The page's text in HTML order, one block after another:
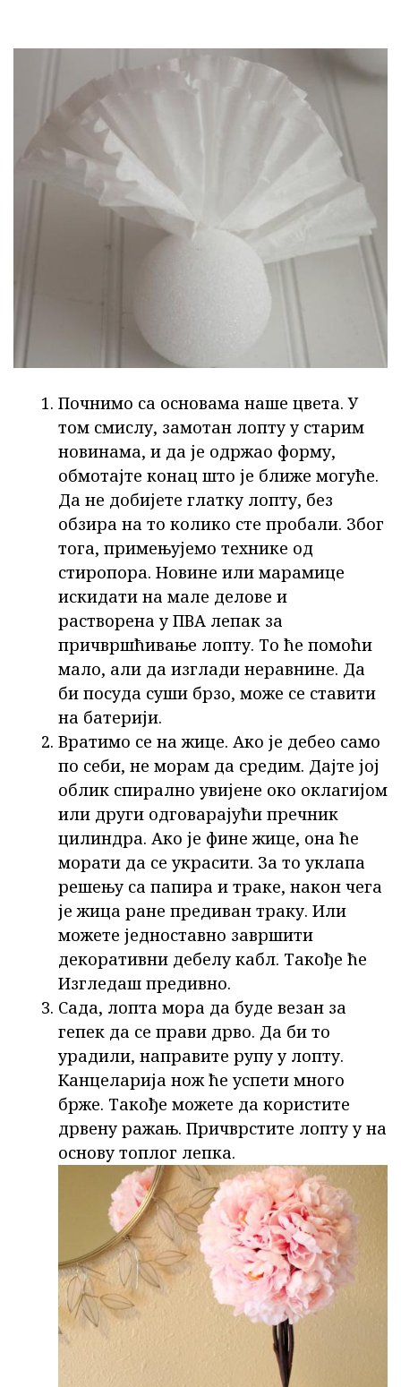
Почнимо са основама наше цвета. У
том смислу, замотан лопту у старим
новинама, и да је одржао форму,
обмотајте конац што је ближе могуће.
Да не добијете глатку лопту, без
обзира на то колико сте пробали. Због
тога, примењујемо технике од
стиропора. Новине или марамице
искидати на мале делове и
растворена у ПВА лепак за
причвршћивање лопту. То ће помоћи
мало, али да изглади неравнине. Да
би посуда суши брзо, може се ставити
на батерији.
Вратимо се на жице. Ако је дебео само
по себи, не морам да средим. Дајте јој
облик спирално увијене око оклагијом
или други одговарајући пречник
цилиндра. Ако је фине жице, она ће
морати да се украсити. За то уклапа
решењу са папира и траке, након чега
је жица ране предиван траку. Или
можете једноставно завршити
декоративни дебелу кабл. Такође ће
Изгледаш предивно.
Сада, лопта мора да буде везан за
гепек да се прави дрво. Да би то
урадили, направите рупу у лопту.
Канцеларија нож ће успети много
брже. Такође можете да користите
дрвену ражањ. Причврстите лопту у на
основу топлог лепка.